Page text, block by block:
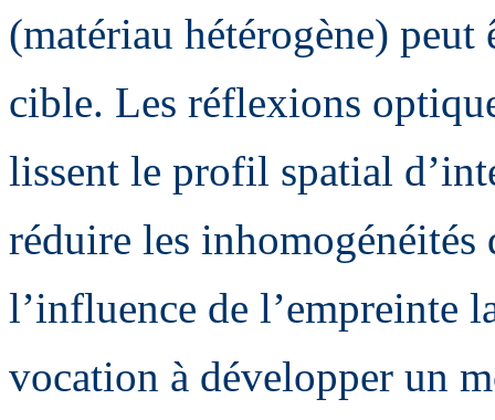
(matériau hétérogène) peut
cible. Les réflexions
lissent le profil spatial
réduire les
l’influence de l’empreinte
vocation à développer un